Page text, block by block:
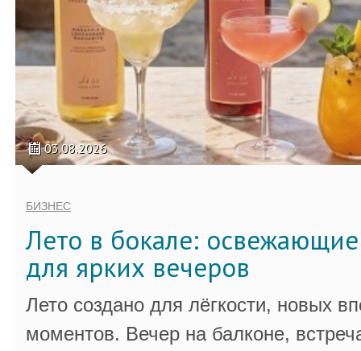
03.08.2026
БИЗНЕС
Лето в бокале:
для ярких вечеров
Лето создано для лёгкости, новых
моментов. Вечер на балконе,